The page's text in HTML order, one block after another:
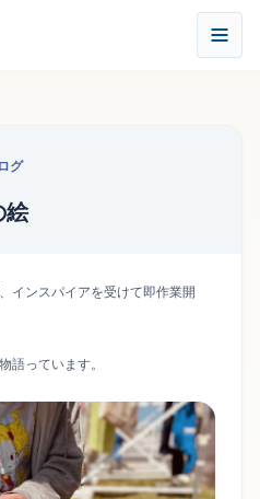
グ
インスパイアを受けて即作業開
語っています。